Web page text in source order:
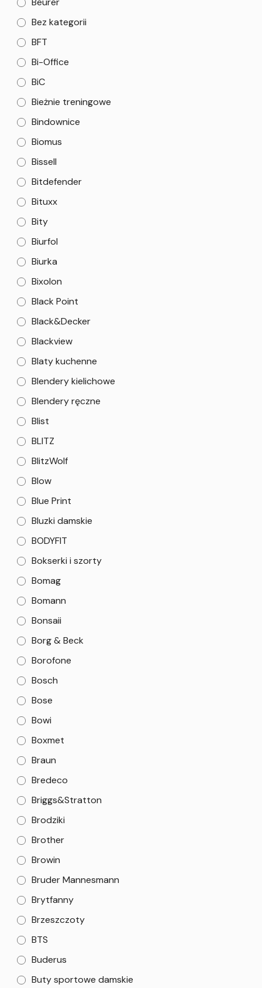
Bez kategorii
BFT
Bi-Office
BiC
Bieżnie treningowe
Bindownice
Biomus
Bissell
Bitdefender
Bituxx
Bity
Biurfol
Biurka
Bixolon
Black Point
Black&Decker
Blackview
Blaty kuchenne
Blendery kielichowe
Blendery ręczne
Blist
BLITZ
BlitzWolf
Blow
Blue Print
Bluzki damskie
BODYFIT
Bokserki i szorty
Bomag
Bomann
Bonsaii
Borg & Beck
Borofone
Bosch
Bose
Bowi
Boxmet
Braun
Bredeco
Briggs&Stratton
Brodziki
Brother
Browin
Bruder Mannesmann
Brytfanny
Brzeszczoty
BTS
Buderus
Buty sportowe damskie